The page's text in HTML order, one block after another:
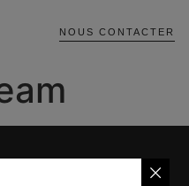
NOUS CONTACTER